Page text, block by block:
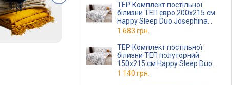
TEP Комплект постільної
білизни ТЕП євро 200x215 см
Happy Sleep Duo Josephina
Ранфорс
1 683 грн.
TEP Комплект постільної
білизни ТЕП полуторний
150x215 см Happy Sleep Duo
Josephina Ранфорс
(2-0400826622)
1 140 грн.